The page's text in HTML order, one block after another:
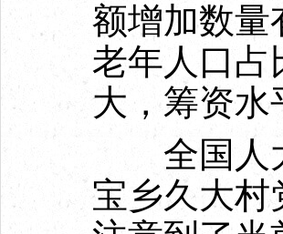
额增加数量
老年人口占
大，筹资水
全国人大
宝乡久大村